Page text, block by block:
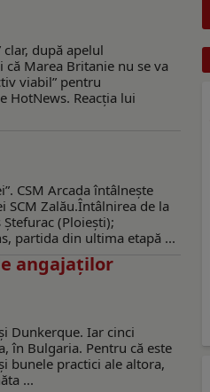
după apelul
Marea Britanie nu se va
viabil” pentru
HotNews. Reacția lui
CSM Arcada întâlnește
SCM Zalău.Întâlnirea de la
(Ploiești);
partida din ultima etapă ...
angajaţilor
Dunkerque. Iar cinci
în Bulgaria. Pentru că este
bunele practici ale altora,
...